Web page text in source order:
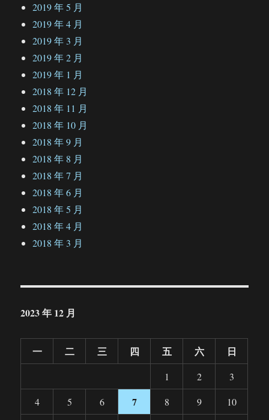
2019 年 5 月
2019 年 4 月
2019 年 3 月
2019 年 2 月
2019 年 1 月
2018 年 12 月
2018 年 11 月
2018 年 10 月
2018 年 9 月
2018 年 8 月
2018 年 7 月
2018 年 6 月
2018 年 5 月
2018 年 4 月
2018 年 3 月
2023 年 12 月
一 二 三 四 五 六 日
1 2
3
4
5 6 7 8 9
10